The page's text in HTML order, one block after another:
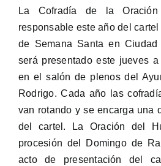
La Cofradía de la
responsable este año del
de Semana Santa en Ciudad
será presentado este jueves
en el salón de plenos del
Rodrigo. Cada año las
van rotando y se encarga una
del cartel. La Oración del
procesión del Domingo de
acto de presentación del